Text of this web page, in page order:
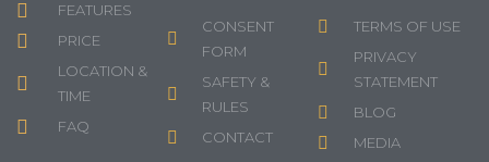
FEATURES
PRICE
LOCATION &
TIME
FAQ
CONSENT
FORM
SAFETY &
RULES
CONTACT
TERMS OF USE
PRIVACY
STATEMENT
BLOG
MEDIA